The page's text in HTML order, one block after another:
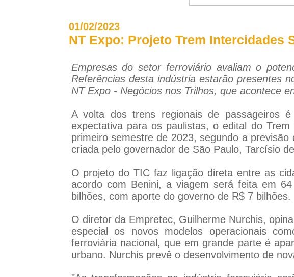
01/02/2023
NT Expo: Projeto Trem Intercidades
Empresas do setor ferroviário avaliam o
Referências desta indústria estarão presentes
NT Expo - Negócios nos Trilhos, que acontece
A volta dos trens regionais de passageiros
expectativa para os paulistas, o edital do
primeiro semestre de 2023, segundo a
criada pelo governador de São Paulo, Tarcísio
O projeto do TIC faz ligação direta entre as
acordo com Benini, a viagem será feita em
bilhões, com aporte do governo de R$ 7 bilhões.
O diretor da Empretec, Guilherme Nurchis,
especial os novos modelos operacionais
ferroviária nacional, que em grande parte é
urbano. Nurchis prevê o desenvolvimento de